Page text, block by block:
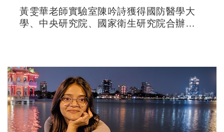
黃雯華老師實驗室陳吟詩獲得國防醫學大
學、中央研究院、國家衛生研究院合辦生